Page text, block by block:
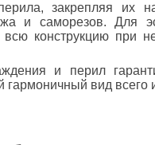
закрепляя их
и саморезов. Для
всю конструкцию при
и перил
вид всего